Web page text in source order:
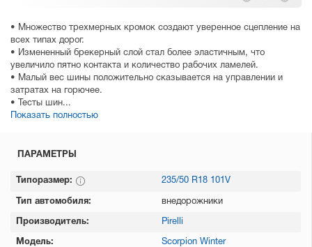
• Множество трехмерных кромок создают уверенное сцепление на
всех типах дорог.
• Измененный брекерный слой стал более эластичным, что
увеличило пятно контакта и количество рабочих ламелей.
• Малый вес шины положительно сказывается на управлении и
затратах на горючее.
• Тесты шин...
Показать полностью
ПАРАМЕТРЫ
Типоразмер: 235/50 R18 101V
Тип автомобиля: внедорожники
Производитель: Pirelli
Модель: Scorpion Winter